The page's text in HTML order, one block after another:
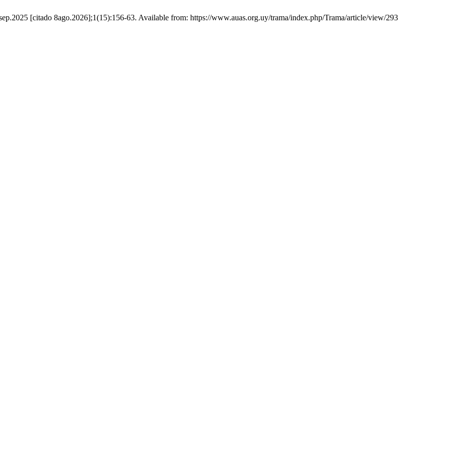
[citado 8ago.2026];1(15):156-63. Available from: https://www.auas.org.uy/trama/index.php/Trama/article/view/293